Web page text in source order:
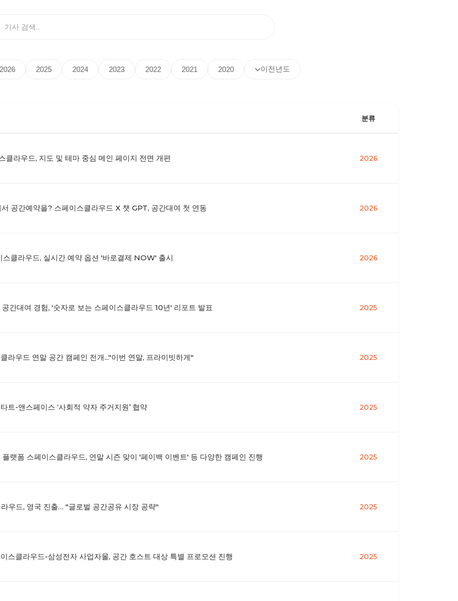
2026 2025 2024 2023 2022 2021 2020 이전년도
분류
클라우드, 지도 및 테마 중심 메인 페이지 전면 개편 2026
공간예약을? 스페이스클라우드 X 챗 GPT, 공간대여 첫 연동 2026
클라우드, 실시간 예약 옵션 '바로결제 NOW' 출시 2026
간대여 경험, '숫자로 보는 스페이스클라우드 10년' 리포트 발표 2025
라우드 연말 공간 캠페인 전개..."이번 연말, 프라이빗하게" 2025
트-앤스페이스 ‘사회적 약자 주거지원’ 협약 2025
랫폼 스페이스클라우드, 연말 시즌 맞이 '페이백 이벤트' 등 다양한 캠페인 진행 2025
우드, 영국 진출… "글로벌 공간공유 시장 공략" 2025
스클라우드-삼성전자 사업자몰, 공간 호스트 대상 특별 프로모션 진행 2025